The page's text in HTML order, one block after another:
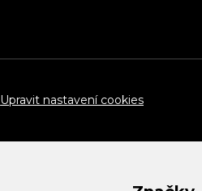
Upravit nastavení cookies